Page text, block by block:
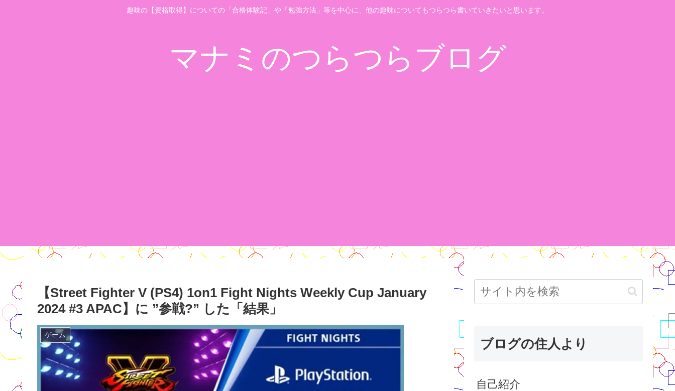
趣味の【資格取得】についての「合格体験記」や「勉強方法」等を中心に、他の趣味についてもつらつら書いていきたいと思います。
マナミのつらつらブログ
【Street Fighter V (PS4) 1on1 Fight Nights Weekly Cup January
2024 #3 APAC】に ”参戦?” した「結果」
ゲーム
ブログの住人より
自己紹介